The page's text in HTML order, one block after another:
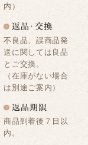
内）
不良品、誤商品発
送に関しては良品
とご交換。
（在庫がない場合
は別途ご案内）
商品到着後７日以
内。